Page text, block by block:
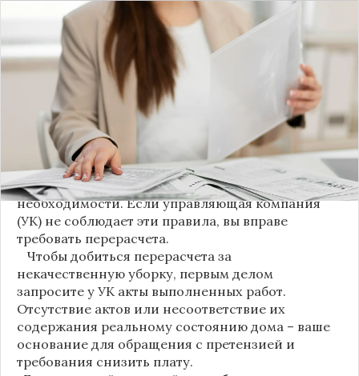
С 1 августа в квитанциях за жилищно-
коммунальные услуги введено важное
новшество. Как поясняет автор канала "ВЗО
ProДеньги", теперь уборка мест общего
пользования (МОП) выделена в отдельную
строку. Это дает жильцам четкое понимание, за
что именно они платят.
Новые нормы строго регламентируют частоту
уборки: мытье полов и лестниц должно
проводиться несколько раз в неделю, удаление
пыли – еженедельно, а уборка снега – по мере
необходимости. Если управляющая компания
(УК) не соблюдает эти правила, вы вправе
требовать перерасчета.
Чтобы добиться перерасчета за
некачественную уборку, первым делом
запросите у УК акты выполненных работ.
Отсутствие актов или несоответствие их
содержания реальному состоянию дома – ваше
основание для обращения с претензией и
требования снизить плату.